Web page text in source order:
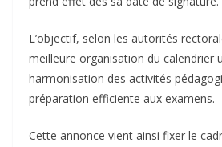
‎L’objectif, selon les autorités
meilleure organisation du calendrier
harmonisation des activités
préparation efficiente aux examens.
‎Cette annonce vient ainsi fixer le